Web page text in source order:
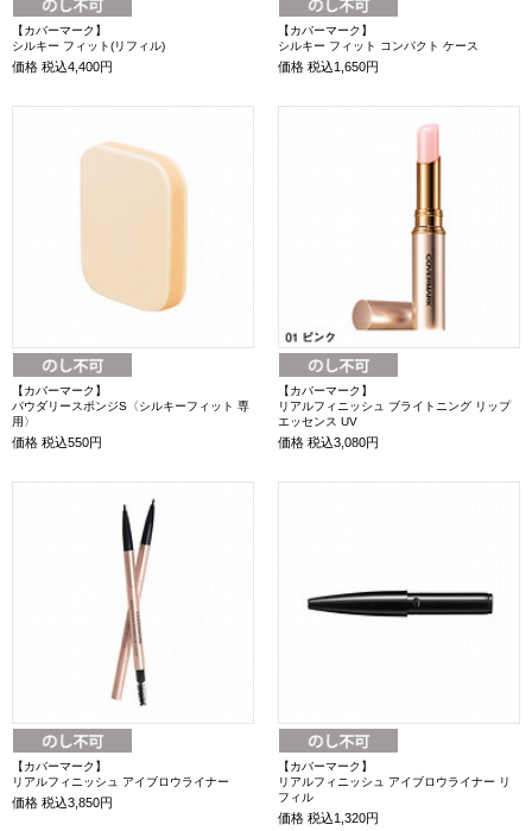
【カバーマーク】
シルキー フィット(リフィル)
価格 税込4,400円
【カバーマーク】
シルキー フィット コンパクト ケース
価格 税込1,650円
【カバーマーク】
パウダリースポンジS〈シルキーフィット 専
用〉
価格 税込550円
【カバーマーク】
リアルフィニッシュ ブライトニング リップ
エッセンス UV
価格 税込3,080円
【カバーマーク】
リアルフィニッシュ アイブロウライナー
価格 税込3,850円
【カバーマーク】
リアルフィニッシュ アイブロウライナー リ
フィル
価格 税込1,320円